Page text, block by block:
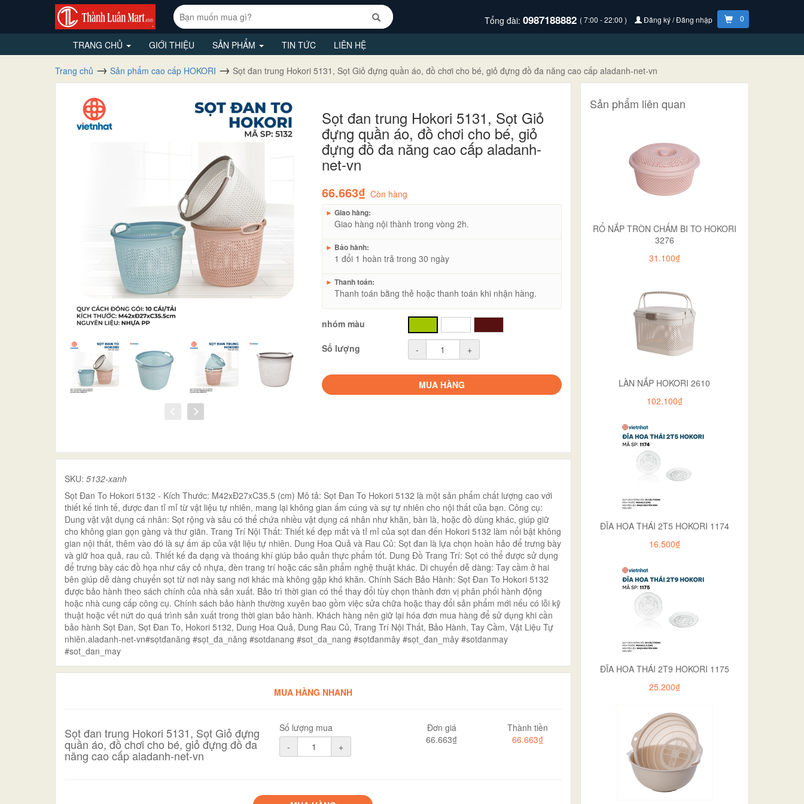
Tổng đài: 0987188882 ( 7:00 - 22:00 ) Đăng ký / Đăng nhập 0
TRANG CHỦ GIỚI THIỆU SẢN PHẨM TIN TỨC LIÊN HỆ
Trang chủ Sản phẩm cao cấp HOKORI Sọt đan trung Hokori 5131, Sọt Giỏ đựng quần áo, đồ chơi cho bé, giỏ đựng đồ đa năng cao cấp aladanh-net-vn
Sọt đan trung Hokori 5131, Sọt Giỏ
đựng quần áo, đồ chơi cho bé, giỏ
đựng đồ đa năng cao cấp aladanh-
net-vn
66.663₫ Còn hàng
► Giao hàng:
Giao hàng nội thành trong vòng 2h.
► Bảo hành:
1 đổi 1 hoàn trả trong 30 ngày
► Thanh toán:
Thanh toán bằng thẻ hoặc thanh toán khi nhận hàng.
nhóm màu
Số lượng
- +
MUA HÀNG
SKU: 5132-xanh
Sọt Đan To Hokori 5132 - Kích Thước: M42xĐ27xC35.5 (cm) Mô tả: Sọt Đan To Hokori 5132 là một sản phẩm chất lượng cao với
thiết kế tinh tế, được đan tỉ mỉ từ vật liệu tự nhiên, mang lại không gian ấm cúng và sự tự nhiên cho nội thất của bạn. Công cụ:
Dung vật vật dụng cá nhân: Sọt rộng và sâu có thể chứa nhiều vật dụng cá nhân như khăn, bàn là, hoặc đồ dùng khác, giúp giữ
cho không gian gọn gàng và thư giãn. Trang Trí Nội Thất: Thiết kế đẹp mắt và tỉ mỉ của sọt đan đến Hokori 5132 làm nổi bật không
gian nội thất, thêm vào đó là sự ấm áp của vật liệu tự nhiên. Dung Hoa Quả và Rau Củ: Sọt đan là lựa chọn hoàn hảo để trưng bày
và giữ hoa quả, rau củ. Thiết kế đa dạng và thoáng khí giúp bảo quản thực phẩm tốt. Dung Đồ Trang Trí: Sọt có thể được sử dụng
để trưng bày các đồ họa như cây cỏ nhựa, đèn trang trí hoặc các sản phẩm nghệ thuật khác. Di chuyển dễ dàng: Tay cầm ở hai
bên giúp dễ dàng chuyển sọt từ nơi này sang nơi khác mà không gặp khó khăn. Chính Sách Bảo Hành: Sọt Đan To Hokori 5132
được bảo hành theo sách chính của nhà sản xuất. Bảo trì thời gian có thể thay đổi tùy chọn thành đơn vị phân phối hành động
hoặc nhà cung cấp công cụ. Chính sách bảo hành thường xuyên bao gồm việc sửa chữa hoặc thay đổi sản phẩm mới nếu có lỗi kỹ
thuật hoặc vết nứt do quá trình sản xuất trong thời gian bảo hành. Khách hàng nên giữ lại hóa đơn mua hàng để sử dụng khi cần
bảo hành Sọt Đan, Sọt Đan To, Hokori 5132, Dung Hoa Quả, Dung Rau Củ, Trang Trí Nội Thất, Bảo Hành, Tay Cầm, Vật Liệu Tự
nhiên.aladanh-net-vn#sọtđanăng #sọt_đa_năng #sotdanang #sot_da_nang #sọtđanmây #sọt_đan_mây #sotdanmay
#sot_dan_may
MUA HÀNG NHANH
Sọt đan trung Hokori 5131, Sọt Giỏ đựng
quần áo, đồ chơi cho bé, giỏ đựng đồ đa
năng cao cấp aladanh-net-vn
Số lượng mua
-
+
Đơn giá
66.663₫
Thành tiền
66.663₫
Sản phẩm liên quan
RỔ NẮP TRÒN CHẤM BI TO HOKORI
3276
31.100₫
LÀN NẮP HOKORI 2610
102.100₫
ĐĨA HOA THÁI 2T5 HOKORI 1174
16.500₫
ĐĨA HOA THÁI 2T9 HOKORI 1175
25.200₫